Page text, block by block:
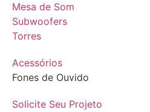
Mesa de Som
Subwoofers
Torres
Acessórios
Fones de Ouvido
Solicite Seu Projeto